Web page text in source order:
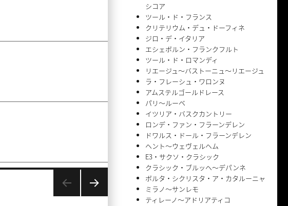
シコア
ツール・ド・フランス
クリテリウム・デュ・ドーフィネ
ジロ・デ・イタリア
エシェボルン・フランクフルト
ツール・ド・ロマンディ
リエージュ〜バストーニュ〜リエージュ
ラ・フレーシュ・ワロンヌ
アムステルゴールドレース
パリ〜ルーベ
イツリア・バスクカントリー
ロンデ・ファン・フラーンデレン
ドワルス・ドール・フラーンデレン
ヘント〜ウェヴェルヘム
E3・サクソ・クラシック
クラシック・ブルッヘ〜デパンネ
ボルタ・シクリスタ・ア・カタルーニャ
ミラノ〜サンレモ
ティレーノ〜アドリアティコ